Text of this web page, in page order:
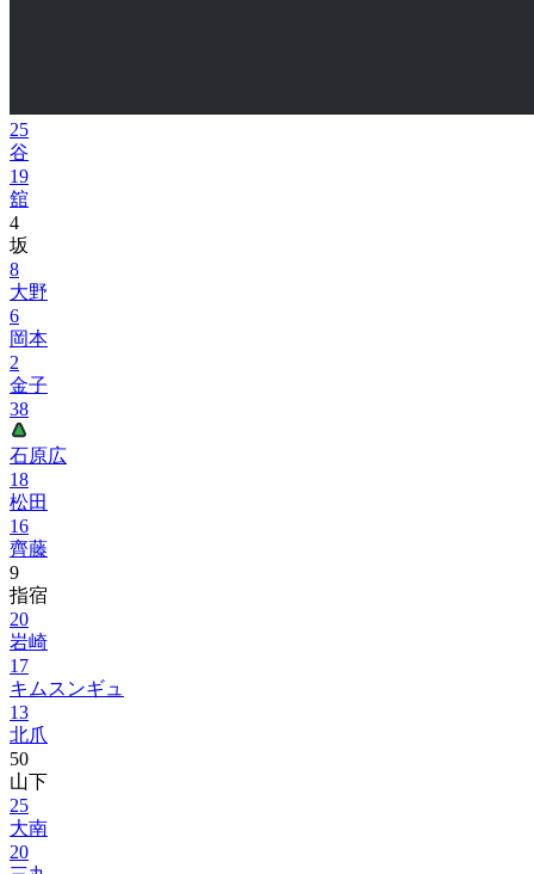
25
谷
19
舘
4
坂
8
大野
6
岡本
2
金子
38
石原広
18
松田
16
齊藤
9
指宿
20
岩崎
17
キムスンギュ
13
北爪
50
山下
25
大南
20